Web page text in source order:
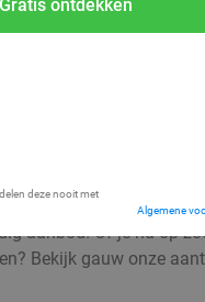
Gratis ontdekken
deze nooit met
Algemene
aanbod! Of je nu op
Bekijk gauw onze